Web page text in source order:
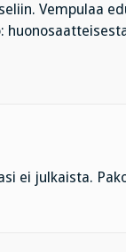
Vempulaa
ei julkaista.